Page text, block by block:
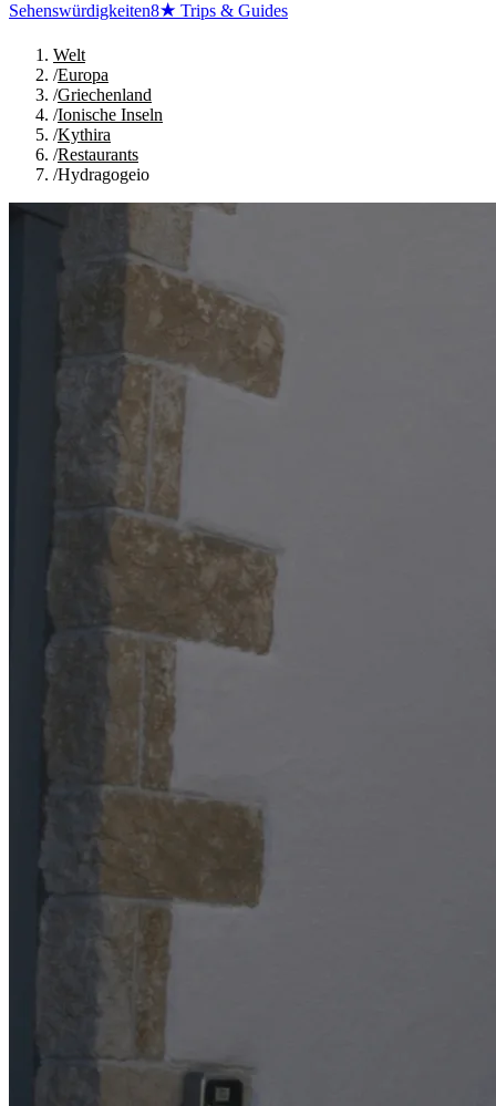
Sehenswürdigkeiten8★ Trips & Guides
Welt
/Europa
/Griechenland
/Ionische Inseln
/Kythira
/Restaurants
/Hydragogeio